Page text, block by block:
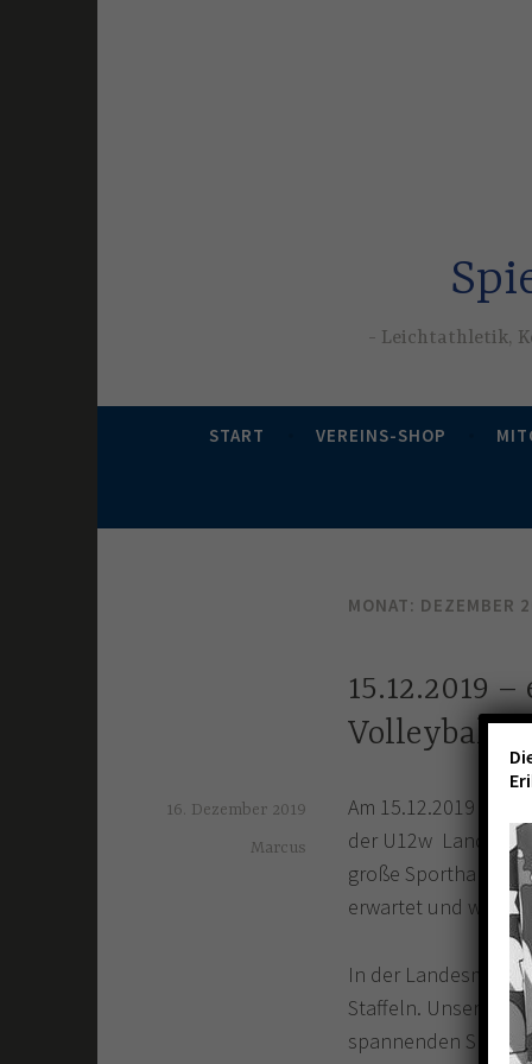
Leichtathletik,
START VEREINS-SHOP
MONAT: DEZEMBER
15.12.2019
16. Dezember 2019
Marcus
Am 15.12.2019
der U12w
große Sporthalle
erwartet und wie wir
In der
Staffeln. Unser
spannenden Spiel